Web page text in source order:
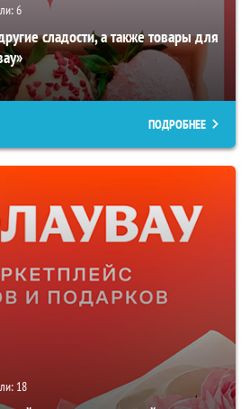
6
сладости, а также товары для
ПОДРОБНЕЕ
18